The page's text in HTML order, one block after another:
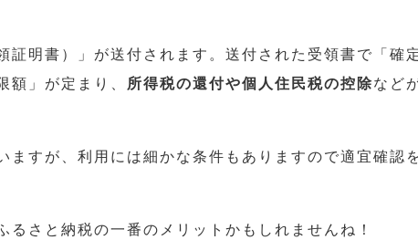
明書）」が送付されます。送付された受領書で「確
」が定まり、 所得税の還付や個人住民税の控除など
すが、利用には細かな条件もありますので適宜確認
さと納税の一番のメリットかもしれませんね！